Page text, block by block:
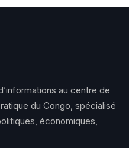
au centre de
du Congo, spécialisé
économiques,